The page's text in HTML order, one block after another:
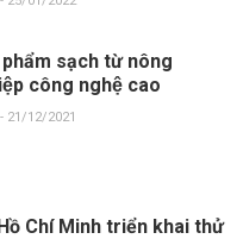
phẩm sạch từ nông
công nghệ cao
21/12/2021
Chí Minh triển khai thử